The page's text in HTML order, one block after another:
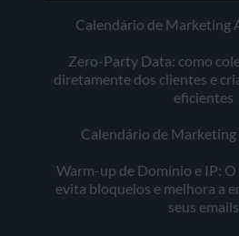
Calendário de Marketing
Zero-Party Data: como
diretamente dos clientes e
eficientes
Calendário de
Warm-up de Domínio e IP: O
evita bloqueios e melhora a
seus emails